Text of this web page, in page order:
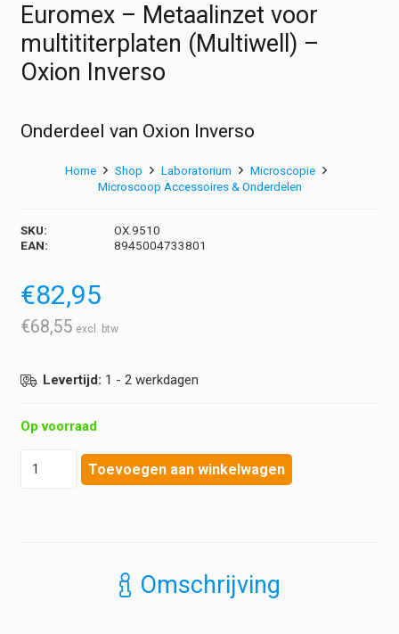
Euromex – Metaalinzet voor
multititerplaten (Multiwell) –
Oxion Inverso
Onderdeel van Oxion Inverso
Home Shop Laboratorium
Microscopie
Microscoop Accessoires & Onderdelen
SKU:
OX.9510
EAN:
8945004733801
€82,95
€68,55
Levertijd: 1 - 2 werkdagen
Op voorraad
Toevoegen aan winkelwagen
Omschrijving